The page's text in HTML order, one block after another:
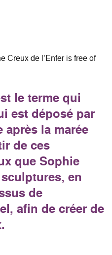
Creux de l’Enfer is free of
le terme qui
est déposé par
après la marée
de ces
que Sophie
en
de
afin de créer de